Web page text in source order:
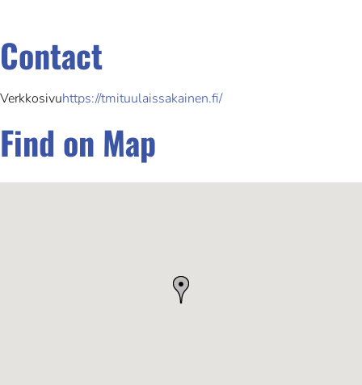
Contact
Verkkosivuhttps://tmituulaissakainen.fi/
Find on Map